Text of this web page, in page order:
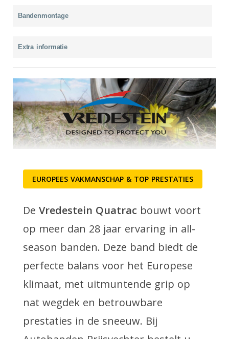
Bandenmontage
Extra informatie
EUROPEES VAKMANSCHAP & TOP PRESTATIES
De Vredestein Quatrac bouwt voort
op meer dan 28 jaar ervaring in all-
season banden. Deze band biedt de
perfecte balans voor het Europese
klimaat, met uitmuntende grip op
nat wegdek en betrouwbare
prestaties in de sneeuw. Bij